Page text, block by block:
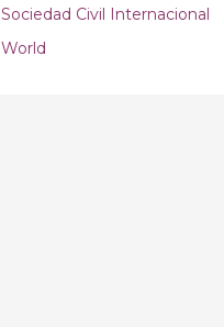
Sociedad Civil Internacional
World